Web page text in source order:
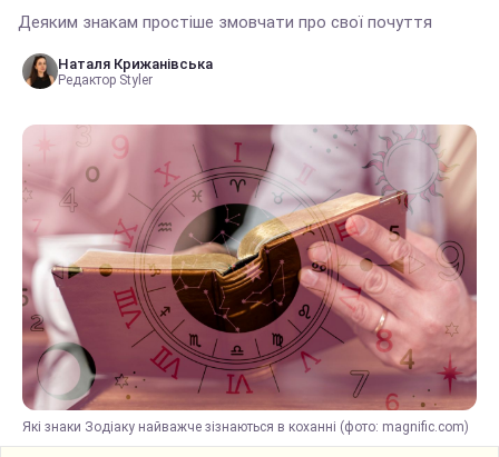
Деяким знакам простіше змовчати про свої почуття
Наталя Крижанівська
Редактор Styler
Які знаки Зодіаку найважче зізнаються в коханні (фото: magnific.com)